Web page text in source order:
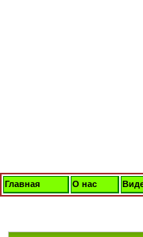
Главная О нас